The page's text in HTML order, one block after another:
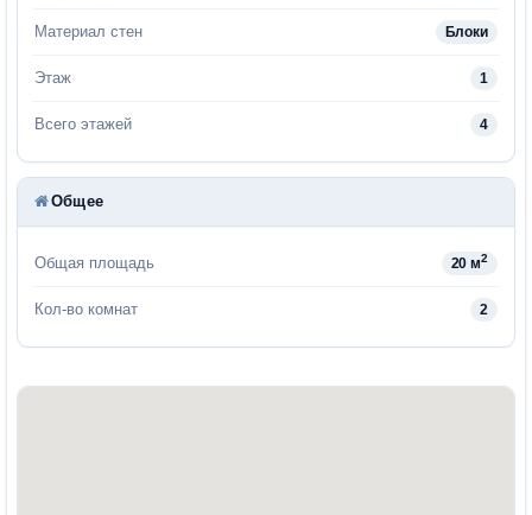
Материал стен Блоки
Этаж 1
Всего этажей 4
Общее
Общая площадь 20 м2
Кол-во комнат 2